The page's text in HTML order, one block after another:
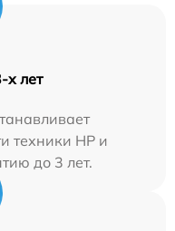
х лет
техники HP и
до 3 лет.